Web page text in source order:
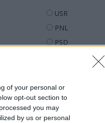
of your personal or
opt-out section to
you may
by us or personal
USR
PNL
PSD
PMP (Tomac)
Forța Dreptei
PNȚMM